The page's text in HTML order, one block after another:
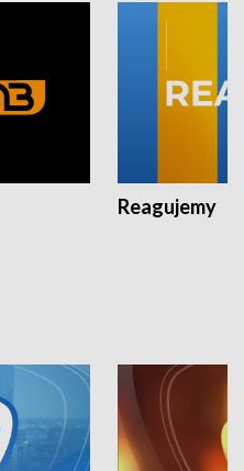
Reagujemy